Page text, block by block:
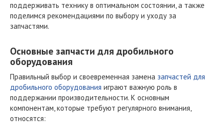
поддерживать технику в оптимальном состоянии, а также
поделимся рекомендациями по выбору и уходу за
запчастями.
Основные запчасти для дробильного
оборудования
Правильный выбор и своевременная замена запчастей для
дробильного оборудования играют важную роль в
поддержании производительности. К основным
компонентам, которые требуют регулярного внимания,
относятся: